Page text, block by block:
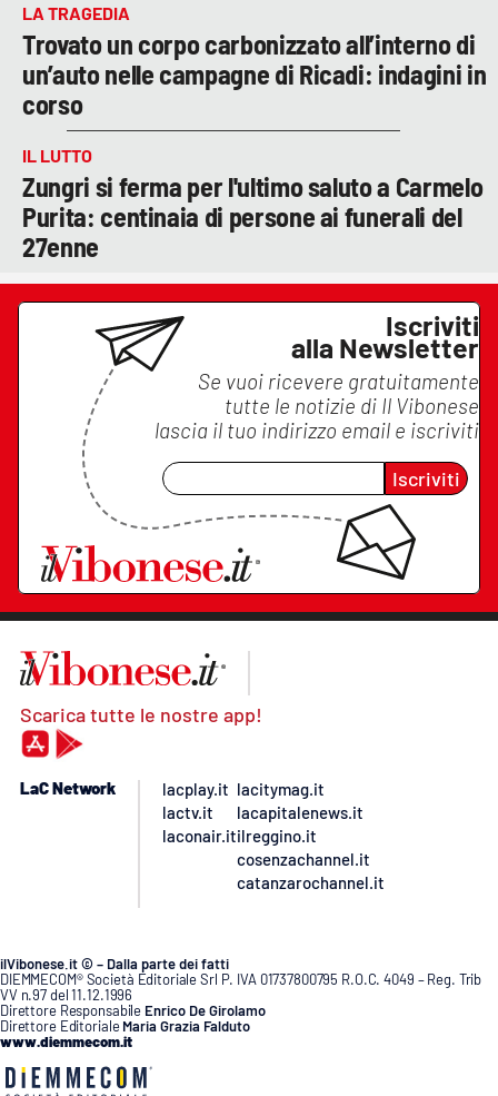
LA TRAGEDIA
Trovato un corpo carbonizzato all’interno di
un’auto nelle campagne di Ricadi: indagini in
corso
IL LUTTO
Zungri si ferma per l'ultimo saluto a Carmelo
Purita: centinaia di persone ai funerali del
27enne
Iscriviti
alla Newsletter
Se vuoi ricevere gratuitamente
tutte le notizie di Il Vibonese
lascia il tuo indirizzo email e iscriviti
Iscriviti
Scarica tutte le nostre app!
LaC Network
lacplay.it
lactv.it
laconair.it
lacitymag.it
lacapitalenews.it
ilreggino.it
cosenzachannel.it
catanzarochannel.it
ilVibonese.it © – Dalla parte dei fatti
DIEMMECOM® Società Editoriale Srl P. IVA 01737800795 R.O.C. 4049 – Reg. Trib
VV n.97 del 11.12.1996
Direttore Responsabile Enrico De Girolamo
Direttore Editoriale Maria Grazia Falduto
www.diemmecom.it